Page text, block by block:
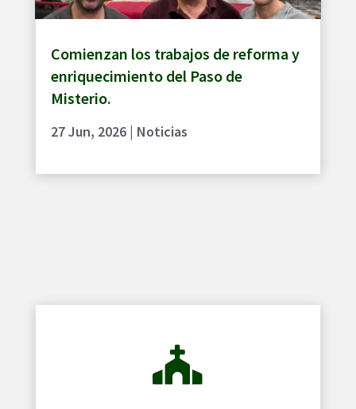
Comienzan los trabajos de reforma y
enriquecimiento del Paso de
Misterio.
27 Jun, 2026| Noticias
